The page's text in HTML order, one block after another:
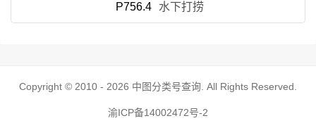
P756.4 水下打捞
Copyright © 2010 - 2026 中图分类号查询 . All Rights Reserved.
渝ICP备14002472号-2